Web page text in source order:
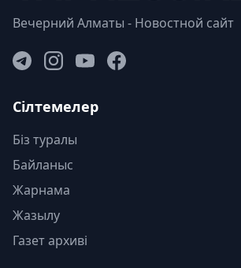
Вечерний Алматы - Новостной сайт
Сілтемелер
Біз туралы
Байланыс
Жарнама
Жазылу
Газет архиві